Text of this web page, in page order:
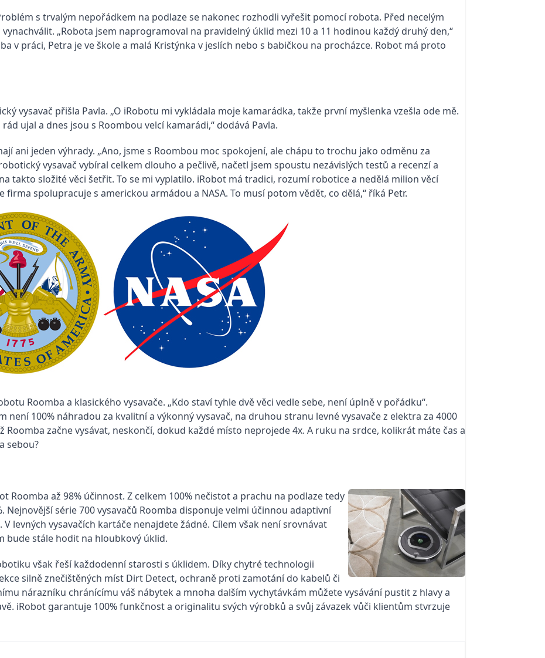
s trvalým nepořádkem na podlaze se nakonec rozhodli vyřešit pomocí robota. Před necelým
„Robota jsem naprogramoval na pravidelný úklid mezi 10 a 11 hodinou každý druhý den,“
v práci, Petra je ve škole a malá Kristýnka v jeslích nebo s babičkou na procházce. Robot má proto
vysavač přišla Pavla. „O iRobotu mi vykládala moje kamarádka, takže první myšlenka vzešla ode mě.
ujal a dnes jsou s Roombou velcí kamarádi,“ dodává Pavla.
ani jeden výhrady. „Ano, jsme s Roombou moc spokojení, ale chápu to trochu jako odměnu za
vysavač vybíral celkem dlouho a pečlivě, načetl jsem spoustu nezávislých testů a recenzí a
takto složité věci šetřit. To se mi vyplatilo. iRobot má tradici, rozumí robotice a nedělá milion věcí
firma spolupracuje s americkou armádou a NASA. To musí potom vědět, co dělá,“ říká Petr.
Roomba a klasického vysavače. „Kdo staví tyhle dvě věci vedle sebe, není úplně v pořádku“.
100% náhradou za kvalitní a výkonný vysavač, na druhou stranu levné vysavače z elektra za 4000
začne vysávat, neskončí, dokud každé místo neprojede 4x. A ruku na srdce, kolikrát máte čas a
sebou?
Roomba až 98% účinnost. Z celkem 100% nečistot a prachu na podlaze tedy
série 700 vysavačů Roomba disponuje velmi účinnou adaptivní
levných vysavačích kartáče nenajdete žádné. Cílem však není srovnávat
bude stále hodit na hloubkový úklid.
však řeší každodenní starosti s úklidem. Díky chytré technologii
silně znečištěných míst Dirt Detect, ochraně proti zamotání do kabelů či
nárazníku chránícímu váš nábytek a mnoha dalším vychytávkám můžete vysávání pustit z hlavy a
iRobot garantuje 100% funkčnost a originalitu svých výrobků a svůj závazek vůči klientům stvrzuje